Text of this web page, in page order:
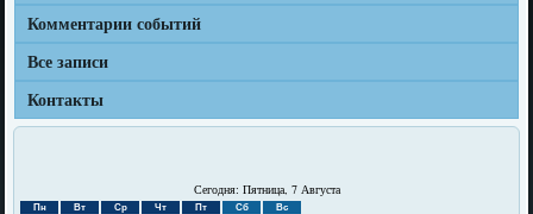
Комментарии событий
Все записи
Контакты
Сегодня: Пятница, 7 Августа
Пн Вт Ср Чт Пт Сб Вс